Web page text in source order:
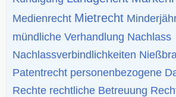
Medienrecht Mietrecht
mündliche Verhandlung Nachlass
Nachlassverbindlichkeiten
Patentrecht personenbezogene
Rechte rechtliche Betreuung